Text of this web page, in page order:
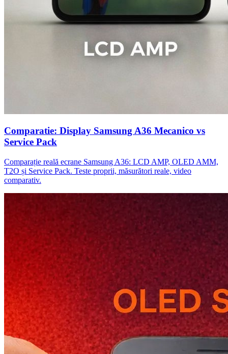
Comparatie: Display Samsung A36 Mecanico vs
Service Pack
Comparație reală ecrane Samsung A36: LCD AMP, OLED AMM,
T2O și Service Pack. Teste proprii, măsurători reale, video
comparativ.